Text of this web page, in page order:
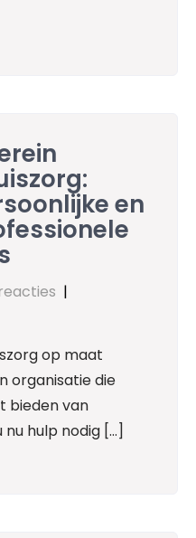
en
|
op maat
organisatie die
bieden van
hulp nodig […]